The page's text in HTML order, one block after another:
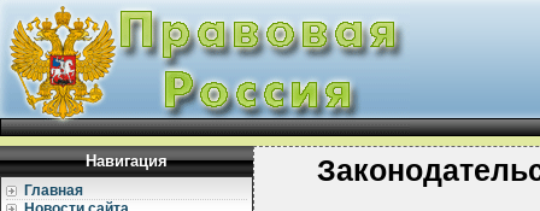
Навигация
Главная